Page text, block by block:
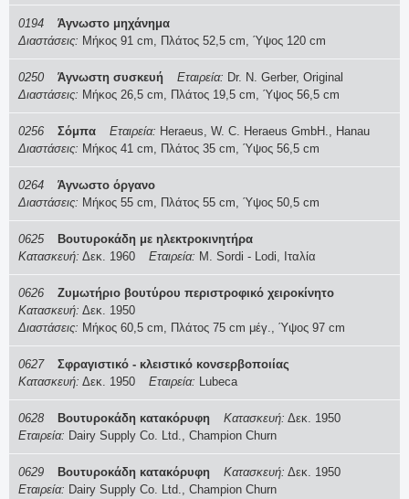
0194
Άγνωστο μηχάνημα
Διαστάσεις: Μήκος 91 cm, Πλάτος 52,5 cm, Ύψος 120 cm
0250 Άγνωστη συσκευή Εταιρεία: Dr. N. Gerber, Original
Διαστάσεις: Μήκος 26,5 cm, Πλάτος 19,5 cm, Ύψος 56,5 cm
0256 Σόμπα Εταιρεία: Heraeus, W. C. Heraeus GmbH., Hanau
Διαστάσεις: Μήκος 41 cm, Πλάτος 35 cm, Ύψος 56,5 cm
0264
Άγνωστο όργανο
Διαστάσεις: Μήκος 55 cm, Πλάτος 55 cm, Ύψος 50,5 cm
0625
Βουτυροκάδη με ηλεκτροκινητήρα
Κατασκευή: Δεκ. 1960 Εταιρεία: M. Sordi - Lodi, Ιταλία
0626
Ζυμωτήριο βουτύρου περιστροφικό χειροκίνητο
Κατασκευή: Δεκ. 1950
Διαστάσεις: Μήκος 60,5 cm, Πλάτος 75 cm μέγ., Ύψος 97 cm
0627
Σφραγιστικό - κλειστικό κονσερβοποιίας
Κατασκευή: Δεκ. 1950 Εταιρεία: Lubeca
0628 Βουτυροκάδη κατακόρυφη Κατασκευή: Δεκ. 1950
Εταιρεία: Dairy Supply Co. Ltd., Champion Churn
0629 Βουτυροκάδη κατακόρυφη Κατασκευή: Δεκ. 1950
Εταιρεία: Dairy Supply Co. Ltd., Champion Churn